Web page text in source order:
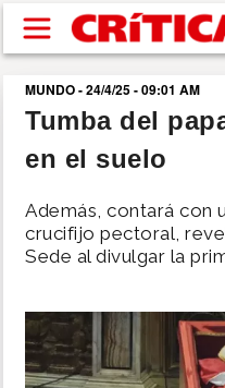
Pasar al contenido
buscar
SUCESOS
NACIONAL
SHOW
MUNDO - 24/4/25 - 09:01 AM
Tumba del
en el suelo
Además, contará con
crucifijo pectoral,
Sede al divulgar la